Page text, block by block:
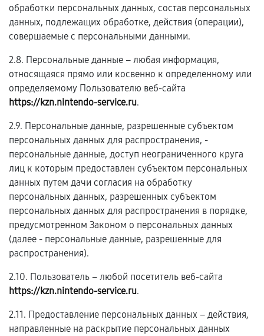
обработки персональных данных, состав персональных
данных, подлежащих обработке, действия (операции),
совершаемые с персональными данными.
2.8. Персональные данные – любая информация,
относящаяся прямо или косвенно к определенному или
определяемому Пользователю веб-сайта
https://kzn.nintendo-service.ru.
2.9. Персональные данные, разрешенные субъектом
персональных данных для распространения, -
персональные данные, доступ неограниченного круга
лиц к которым предоставлен субъектом персональных
данных путем дачи согласия на обработку
персональных данных, разрешенных субъектом
персональных данных для распространения в порядке,
предусмотренном Законом о персональных данных
(далее - персональные данные, разрешенные для
распространения).
2.10. Пользователь – любой посетитель веб-сайта
https://kzn.nintendo-service.ru.
2.11. Предоставление персональных данных – действия,
направленные на раскрытие персональных данных